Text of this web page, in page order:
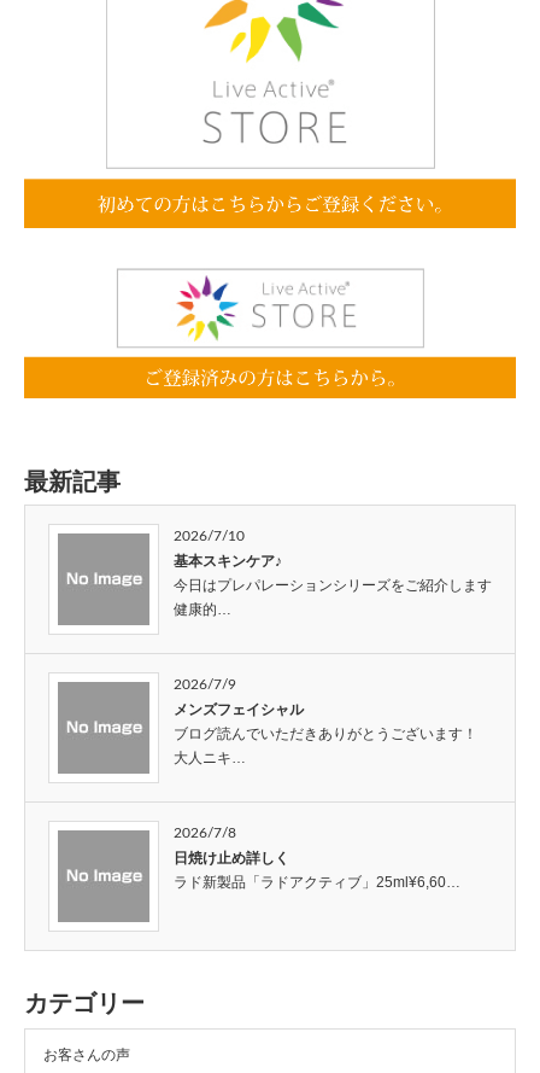
最新記事
2026/7/10
基本スキンケア♪
今日はプレパレーションシリーズをご紹介します
健康的…
2026/7/9
メンズフェイシャル
ブログ読んでいただきありがとうございます！
大人ニキ…
2026/7/8
日焼け止め詳しく
ラド新製品「ラドアクティブ」25ml¥6,60…
カテゴリー
お客さんの声